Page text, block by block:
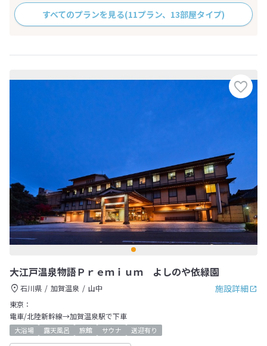
すべてのプランを見る(11プラン、13部屋タイプ)
大江戸温泉物語Ｐｒｅｍｉｕｍ よしのや依緑園
施設詳細
石川県 加賀温泉
山中
東京：
電車/北陸新幹線→加賀温泉駅で下車
大浴場 露天風呂 旅館 サウナ 送迎有り